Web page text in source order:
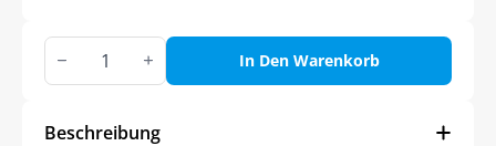
KUPA
Nova
Stauraumbett
mit
In Den Warenkorb
Beschreibung